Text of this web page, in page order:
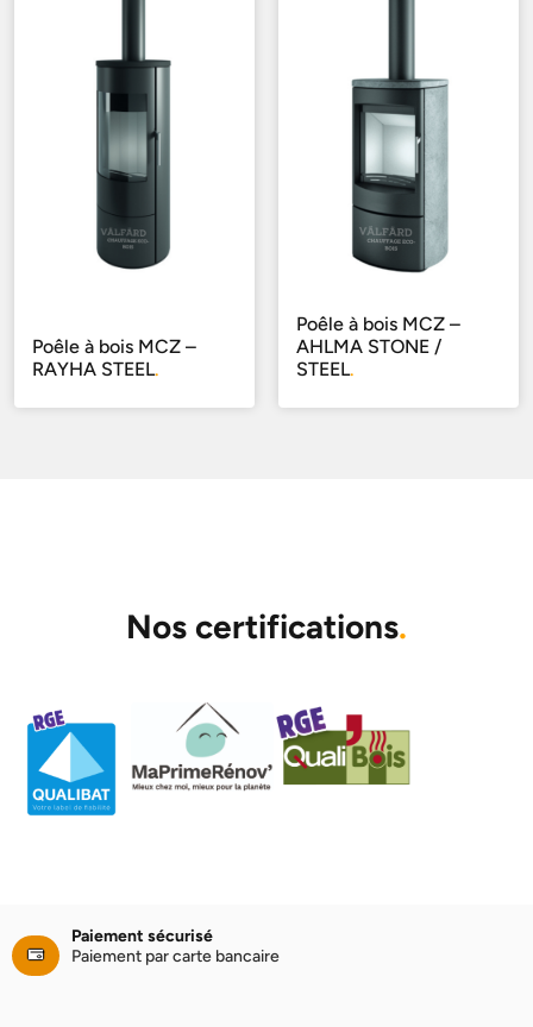
Poêle à bois MCZ –
RAYHA STEEL.
Poêle à bois MCZ –
AHLMA STONE /
STEEL.
Nos certifications.
Paiement sécurisé
Paiement par carte bancaire